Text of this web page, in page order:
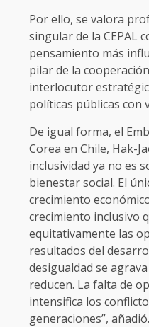
Por ello, se valora
singular de la CEPAL
pensamiento más
pilar de la
interlocutor
políticas públicas con
De igual forma, el
Corea en Chile, Hak-
inclusividad ya no es
bienestar social. El
crecimiento
crecimiento inclusivo
equitativamente las
resultados del
desigualdad se
reducen. La falta de
intensifica los
generaciones”, añadió.